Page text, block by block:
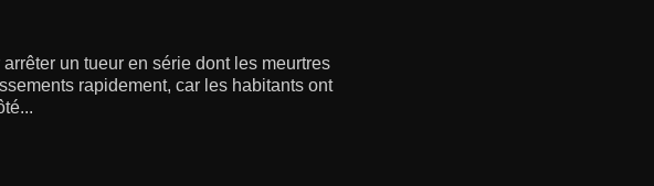
un tueur en série dont les meurtres
rapidement, car les habitants ont